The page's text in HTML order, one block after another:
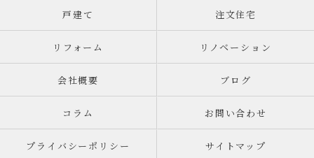
戸建て 注文住宅
リフォーム リノベーション
会社概要 ブログ
コラム お問い合わせ
プライバシーポリシー サイトマップ